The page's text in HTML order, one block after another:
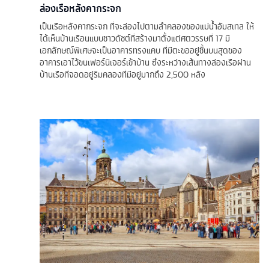
ล่องเรือหลังคากระจก
เป็นเรือหลังคากระจก ที่จะล่องไปตามลำคลองของแม่น้ำอัมสเทล ให้
ได้เห็นบ้านเรือนแบบชาวดัชต์ที่สร้างมาตั้งแต่ศตวรรษที่ 17 มี
เอกลักษณ์พิเศษจะเป็นอาคารทรงแคบ ที่มีตะขออยู่ชั้นบนสุดของ
อาคารเอาไว้ขนเฟอร์นิเจอร์เข้าบ้าน ซึ่งระหว่างเส้นทางล่องเรือผ่าน
บ้านเรือที่จอดอยู่ริมคลองที่มีอยู่มากถึง 2,500 หลัง